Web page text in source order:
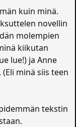
kuin minä.
novellin
molempien
kiikutan
lue!) ja Anne
minä siis teen
tekstin